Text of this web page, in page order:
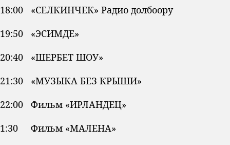
18:00 «СЕЛКИНЧЕК» Радио долбоору
19:50 «ЭСИМДЕ»
20:40 «ШЕРБЕТ ШОУ»
21:30 «МУЗЫКА БЕЗ КРЫШИ»
22:00 Фильм «ИРЛАНДЕЦ»
1:30 Фильм «МАЛЕНА»